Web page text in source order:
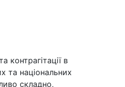
контрагітації в
та національних
складно,